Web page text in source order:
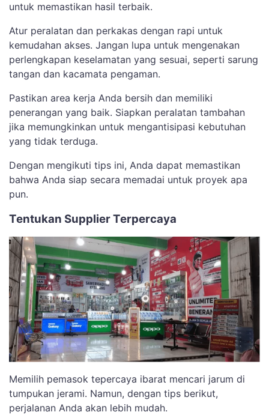
untuk memastikan hasil terbaik.
Atur peralatan dan perkakas dengan rapi untuk
kemudahan akses. Jangan lupa untuk mengenakan
perlengkapan keselamatan yang sesuai, seperti sarung
tangan dan kacamata pengaman.
Pastikan area kerja Anda bersih dan memiliki
penerangan yang baik. Siapkan peralatan tambahan
jika memungkinkan untuk mengantisipasi kebutuhan
yang tidak terduga.
Dengan mengikuti tips ini, Anda dapat memastikan
bahwa Anda siap secara memadai untuk proyek apa
pun.
Tentukan Supplier Terpercaya
Memilih pemasok tepercaya ibarat mencari jarum di
tumpukan jerami. Namun, dengan tips berikut,
perjalanan Anda akan lebih mudah.